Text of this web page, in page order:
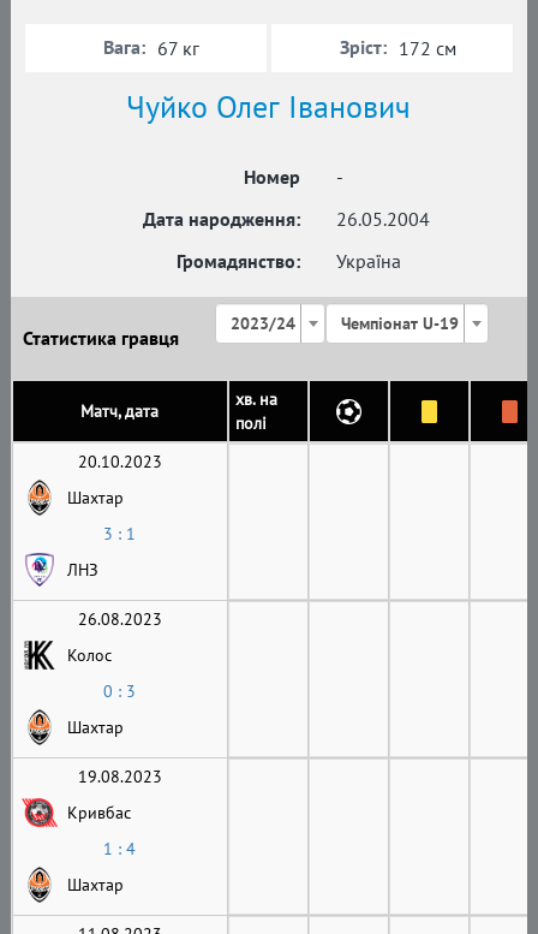
Чуйко Олег Іванович
Номер
-
Дата народження:
26.05.2004
Громадянство:
Україна
Вага: 67 кг Зріст: 172 см
Статистика гравця
2023/24 Чемпіонат U-19
Матч, дата
хв. на
полі
20.10.2023
Шахтар
3 : 1
ЛНЗ
26.08.2023
Колос
0 : 3
Шахтар
19.08.2023
Кривбас
1 : 4
Шахтар